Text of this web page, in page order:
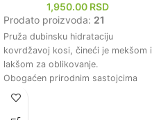
1,950.00 RSD
Prodato proizvoda: 21
Pruža dubinsku hidrataciju
kovrdžavoj kosi, čineći je mekšom i
lakšom za oblikovanje.
Obogaćen prirodnim sastojcima
koji pomažu u definisanju i